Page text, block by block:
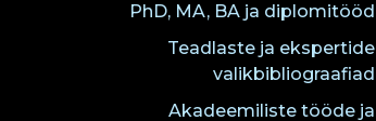
PhD, MA, BA ja diplomitööd
Teadlaste ja ekspertide
valikbibliograafiad
Akadeemiliste tööde ja